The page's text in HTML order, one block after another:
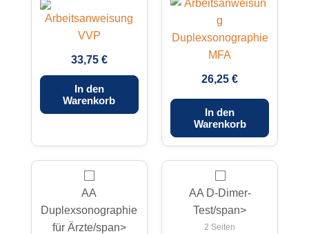
33,75 €
In den
Warenkorb
26,25 €
In den
Warenkorb
AA
Duplexsonographie
für Ärzte/span>
AA D-Dimer-
Test/span>
2 Seiten